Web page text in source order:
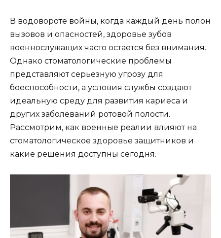
В водовороте войны, когда каждый день полон
вызовов и опасностей, здоровье зубов
военнослужащих часто остается без внимания.
Однако стоматологические проблемы
представляют серьезную угрозу для
боеспособности, а условия службы создают
идеальную среду для развития кариеса и
других заболеваний ротовой полости.
Рассмотрим, как военные реалии влияют на
стоматологическое здоровье защитников и
какие решения доступны сегодня.